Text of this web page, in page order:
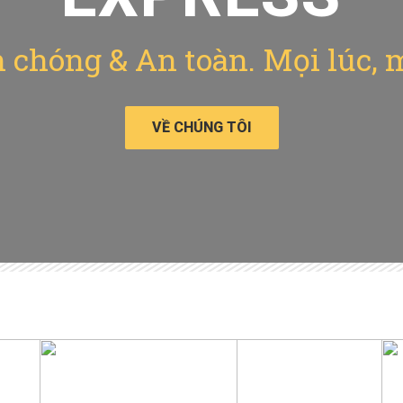
chóng & An toàn. Mọi lúc,
VỀ CHÚNG TÔI